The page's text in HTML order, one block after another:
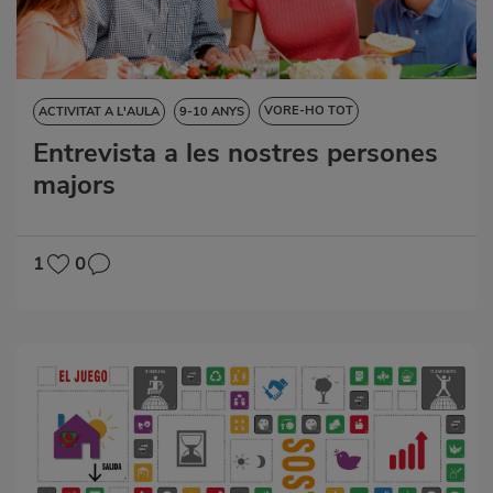
ACTIVITAT A L'AULA 9-10 ANYS VORE-HO TOT
CIÈNCIES DE LA NATURALESA
CIÈNCIES SOCIALS
DESTRESES LINGÜÍSTIQUES
Entrevista a les nostres persones
majors
1 0